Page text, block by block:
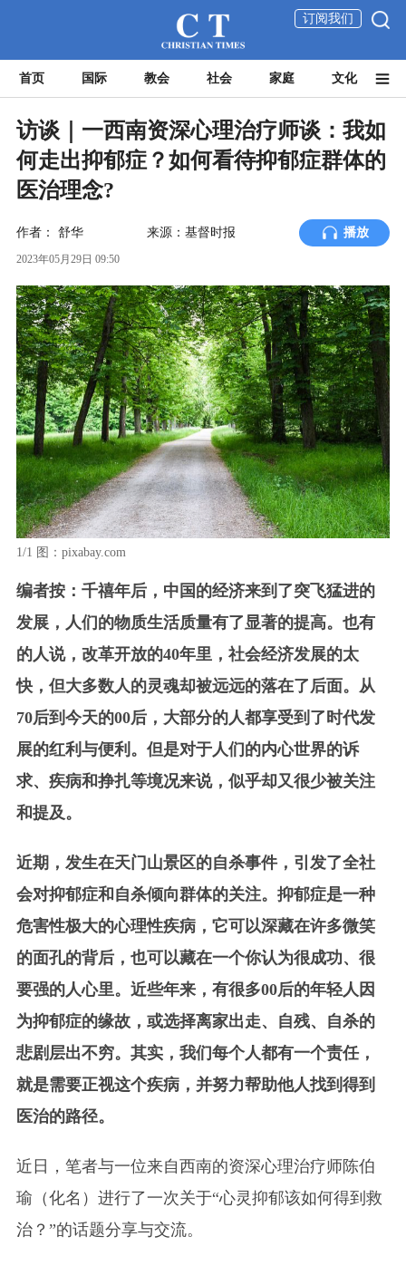
订阅我们
首页 国际 教会 社会 家庭 文化
访谈｜一西南资深心理治疗师谈：我如
何走出抑郁症？如何看待抑郁症群体的
医治理念?
作者： 舒华 来源：基督时报 播放
2023年05月29日 09:50
1/1 图：pixabay.com
编者按：千禧年后，中国的经济来到了突飞猛进的
发展，人们的物质生活质量有了显著的提高。也有
的人说，改革开放的40年里，社会经济发展的太
快，但大多数人的灵魂却被远远的落在了后面。从
70后到今天的00后，大部分的人都享受到了时代发
展的红利与便利。但是对于人们的内心世界的诉
求、疾病和挣扎等境况来说，似乎却又很少被关注
和提及。
近期，发生在天门山景区的自杀事件，引发了全社
会对抑郁症和自杀倾向群体的关注。抑郁症是一种
危害性极大的心理性疾病，它可以深藏在许多微笑
的面孔的背后，也可以藏在一个你认为很成功、很
要强的人心里。近些年来，有很多00后的年轻人因
为抑郁症的缘故，或选择离家出走、自残、自杀的
悲剧层出不穷。其实，我们每个人都有一个责任，
就是需要正视这个疾病，并努力帮助他人找到得到
医治的路径。
近日，笔者与一位来自西南的资深心理治疗师陈伯
瑜（化名）进行了一次关于“心灵抑郁该如何得到救
治？”的话题分享与交流。